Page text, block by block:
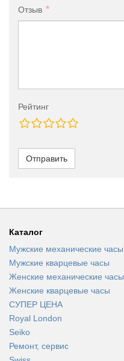
Отзыв
Рейтинг
Отправить
Каталог
Мужские механические часы
Мужские кварцевые часы
Женские механические часы
Женские кварцевые часы
СУПЕР ЦЕНА
Royal London
Seiko
Ремонт, сервис